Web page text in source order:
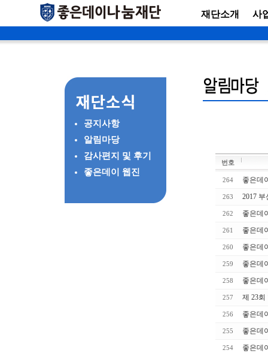
재단소개 사
공지사항
알림마당
감사편지 및 후기
좋은데이 웹진
번호
264 좋은데
263 2017
262 좋은데
261 좋은데
260 좋은데
259 좋은데
258 좋은데
257 제 23회
256 좋은데
255 좋은데
254 좋은데